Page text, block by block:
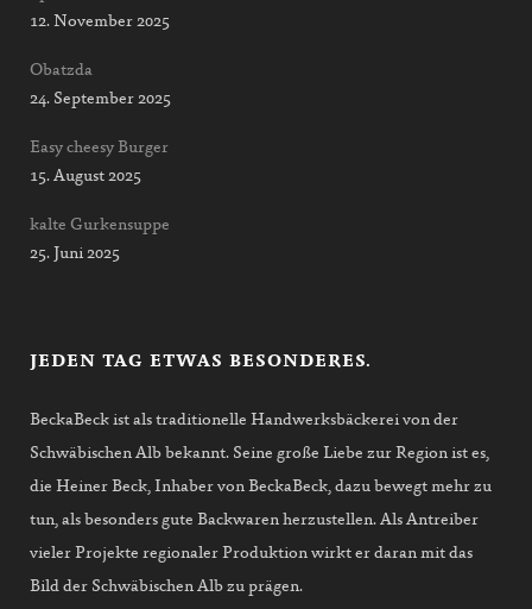
12. November 2025
Obatzda
24. September 2025
Easy cheesy Burger
15. August 2025
kalte Gurkensuppe
25. Juni 2025
JEDEN TAG ETWAS BESONDERES.
BeckaBeck ist als traditionelle Handwerksbäckerei von der
Schwäbischen Alb bekannt. Seine große Liebe zur Region ist es,
die Heiner Beck, Inhaber von BeckaBeck, dazu bewegt mehr zu
tun, als besonders gute Backwaren herzustellen. Als Antreiber
vieler Projekte regionaler Produktion wirkt er daran mit das
Bild der Schwäbischen Alb zu prägen.